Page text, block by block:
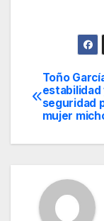
de
Toño
estabilidad
seguridad
mujer